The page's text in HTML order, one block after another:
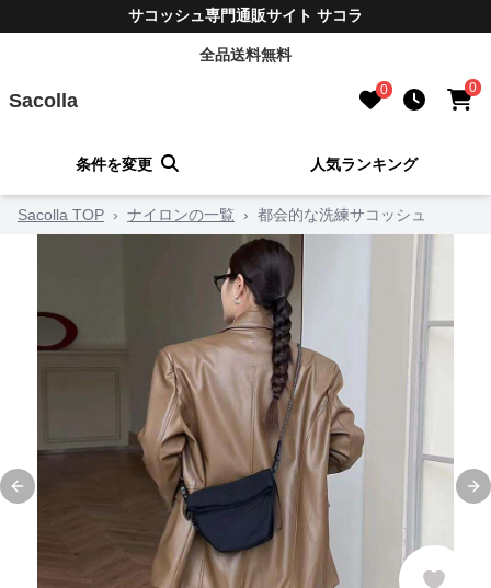
サコッシュ専門通販サイト サコラ
全品送料無料
Sacolla 0 0
条件を変更 人気ランキング
Sacolla TOP › ナイロンの一覧 › 都会的な洗練サコッシュ
Previous slide